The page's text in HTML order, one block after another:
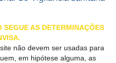
SEGUE AS DETERMINAÇÕES
não devem ser usadas para
em hipótese alguma, as